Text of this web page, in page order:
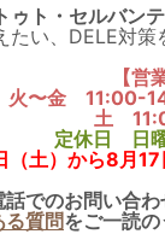
ゥト・セルバン
い、DELE対
【営
火〜金 11:00-
土
定休日 日
土）から8月17
でのお問い合
る質問をご一読の